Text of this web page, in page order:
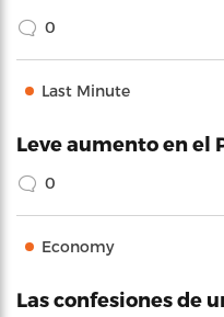
0
Last Minute
Leve aumento en el
0
Economy
Las confesiones de